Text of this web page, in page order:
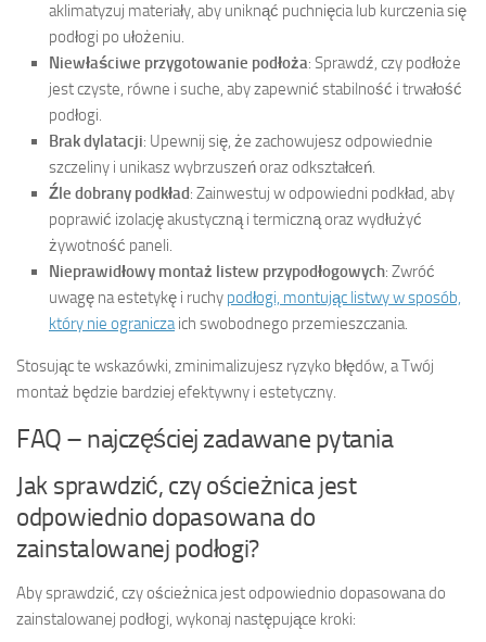
aklimatyzuj materiały, aby uniknąć puchnięcia lub kurczenia się
podłogi po ułożeniu.
Niewłaściwe przygotowanie podłoża: Sprawdź, czy podłoże
jest czyste, równe i suche, aby zapewnić stabilność i trwałość
podłogi.
Brak dylatacji: Upewnij się, że zachowujesz odpowiednie
szczeliny i unikasz wybrzuszeń oraz odkształceń.
Źle dobrany podkład: Zainwestuj w odpowiedni podkład, aby
poprawić izolację akustyczną i termiczną oraz wydłużyć
żywotność paneli.
Nieprawidłowy montaż listew przypodłogowych: Zwróć
uwagę na estetykę i ruchy podłogi, montując listwy w sposób,
który nie ograniczaich swobodnego przemieszczania.
Stosując te wskazówki, zminimalizujesz ryzyko błędów, a Twój
montaż będzie bardziej efektywny i estetyczny.
FAQ – najczęściej zadawane pytania
Jak sprawdzić, czy ościeżnica jest
odpowiednio dopasowana do
zainstalowanej podłogi?
Aby sprawdzić, czy ościeżnica jest odpowiednio dopasowana do
zainstalowanej podłogi, wykonaj następujące kroki: